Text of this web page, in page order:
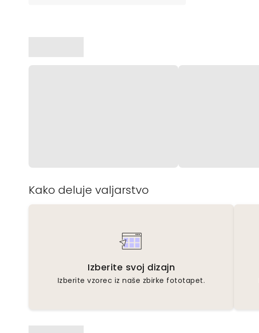
Kako deluje valjarstvo
Izberite svoj dizajn
Izberite vzorec iz naše zbirke fototapet.